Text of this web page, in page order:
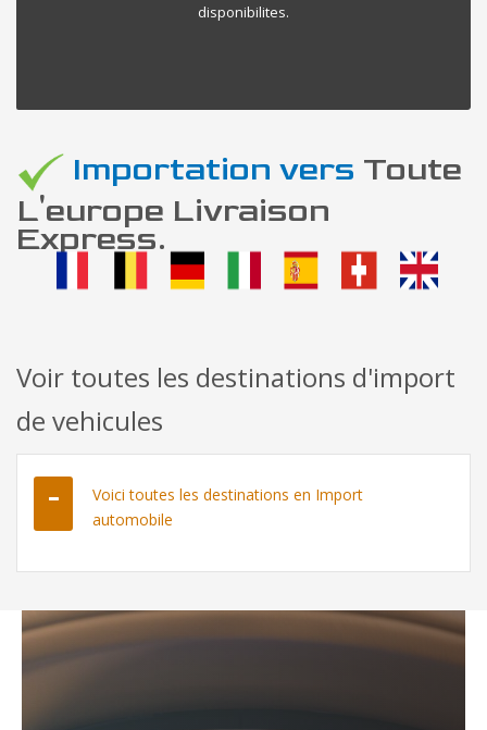
disponibilites.
Importation vers Toute
L'europe Livraison
Express.
Voir toutes les destinations d'import
de vehicules
Voici toutes les destinations en Import
automobile